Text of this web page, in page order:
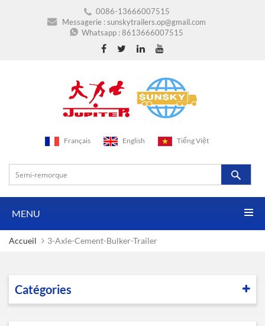
0086-13666007515
Messagerie :sunskytrailers.op@gmail.com
Whatsapp :8613666007515
Français English Tiếng Việt
MENU
Accueil 3-Axle-Cement-Bulker-Trailer
Catégories